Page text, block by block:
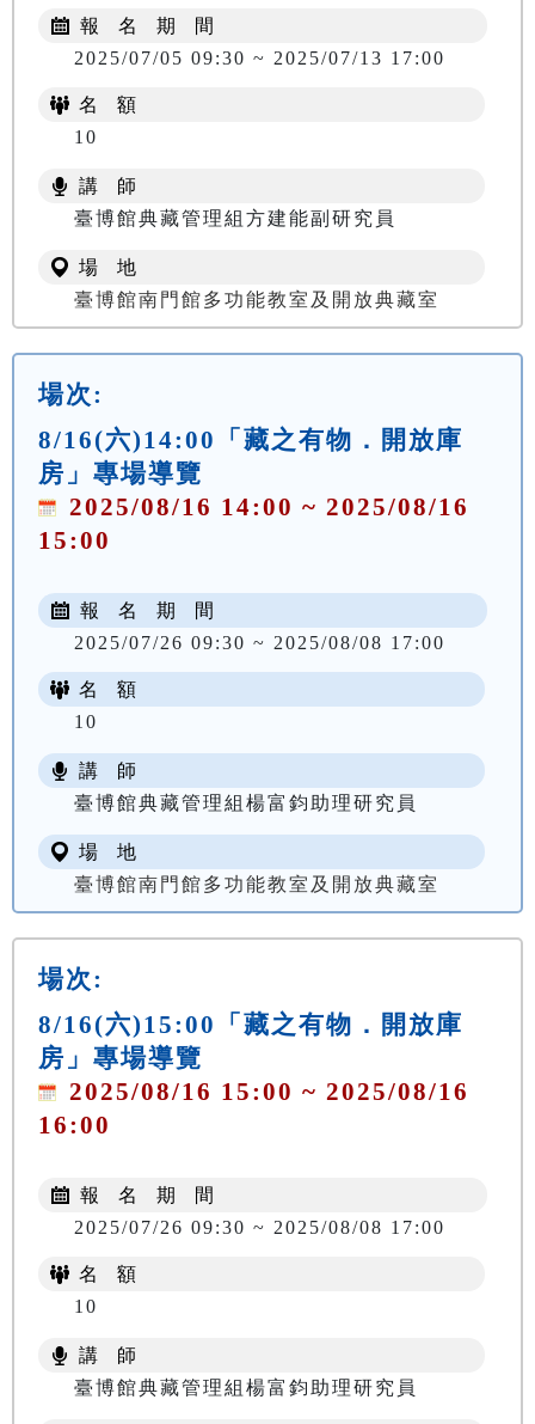
報 名 期 間
2025/07/05 09:30 ~ 2025/07/13 17:00
名 額
10
講 師
臺博館典藏管理組方建能副研究員
場 地
臺博館南門館多功能教室及開放典藏室
場次:
8/16(六)14:00「藏之有物．開放庫
房」專場導覽
2025/08/16 14:00 ~ 2025/08/16
15:00
報 名 期 間
2025/07/26 09:30 ~ 2025/08/08 17:00
名 額
10
講 師
臺博館典藏管理組楊富鈞助理研究員
場 地
臺博館南門館多功能教室及開放典藏室
場次:
8/16(六)15:00「藏之有物．開放庫
房」專場導覽
2025/08/16 15:00 ~ 2025/08/16
16:00
報 名 期 間
2025/07/26 09:30 ~ 2025/08/08 17:00
名 額
10
講 師
臺博館典藏管理組楊富鈞助理研究員